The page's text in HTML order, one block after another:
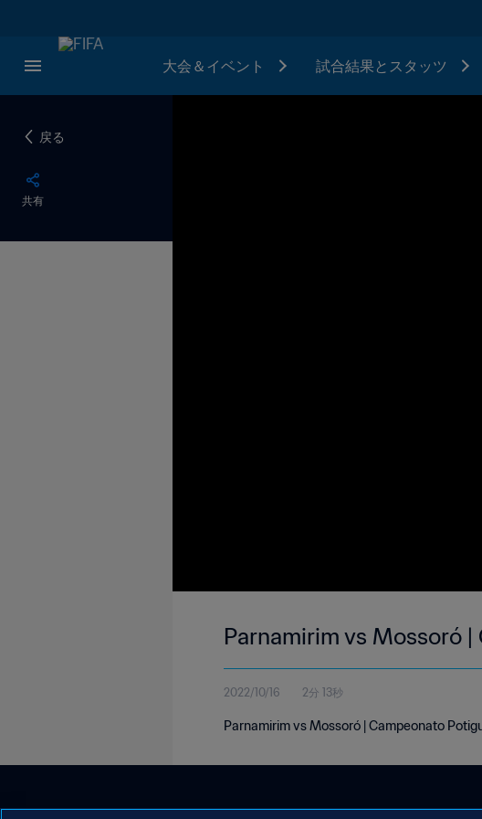
大会＆イベント 試合結果とスタッツ
戻る
共有
Parnamirim vs Mossoró |
2022/10/16 2分 13秒
Parnamirim vs Mossoró | Campeonato